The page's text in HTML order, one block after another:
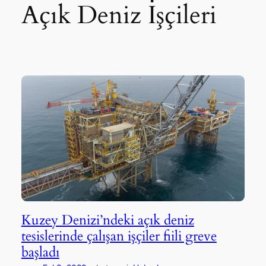
Açık Deniz İşçileri
Kuzey Denizi’ndeki açık deniz
tesislerinde çalışan işçiler fiili greve
başladı